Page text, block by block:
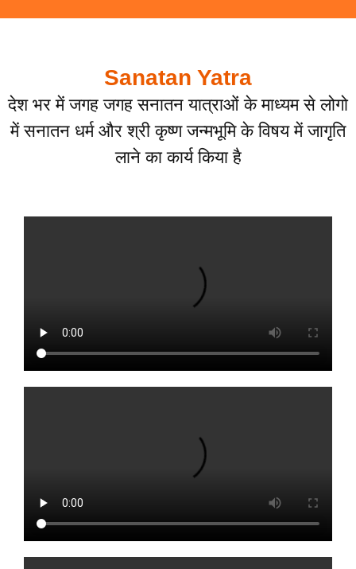
Sanatan Yatra
देश भर में जगह जगह सनातन यात्राओं के माध्यम से लोगो
में सनातन धर्म और श्री कृष्ण जन्मभूमि के विषय में जागृति
लाने का कार्य किया है